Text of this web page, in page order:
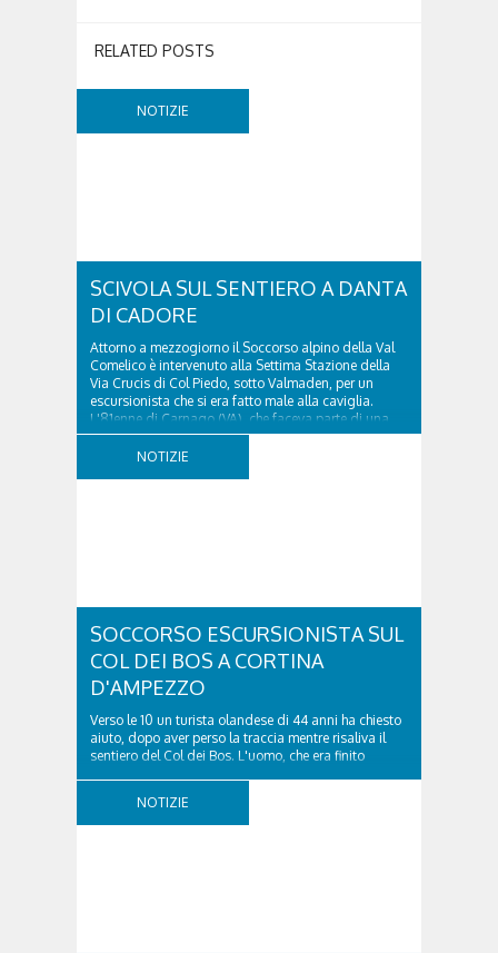
RELATED POSTS
NOTIZIE
SCIVOLA SUL SENTIERO A DANTA
DI CADORE
Attorno a mezzogiorno il Soccorso alpino della Val
Comelico è intervenuto alla Settima Stazione della
Via Crucis di Col Piedo, sotto Valmaden, per un
escursionista che si era fatto male alla caviglia.
L'81enne di Carnago (VA), che faceva parte di una
comitiva e aveva riportato un trauma...
NOTIZIE
SOCCORSO ESCURSIONISTA SUL
COL DEI BOS A CORTINA
D'AMPEZZO
Verso le 10 un turista olandese di 44 anni ha chiesto
aiuto, dopo aver perso la traccia mentre risaliva il
sentiero del Col dei Bos. L'uomo, che era finito
Torri del Falzarego, era...
NOTIZIE